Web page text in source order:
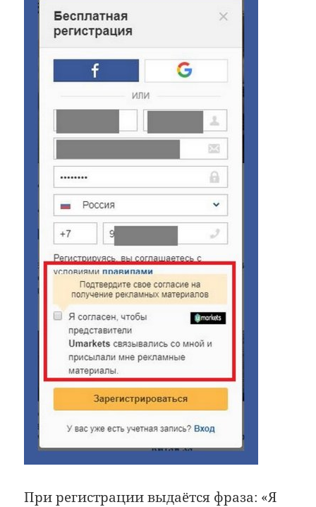
При регистрации выдаётся фраза: «Я